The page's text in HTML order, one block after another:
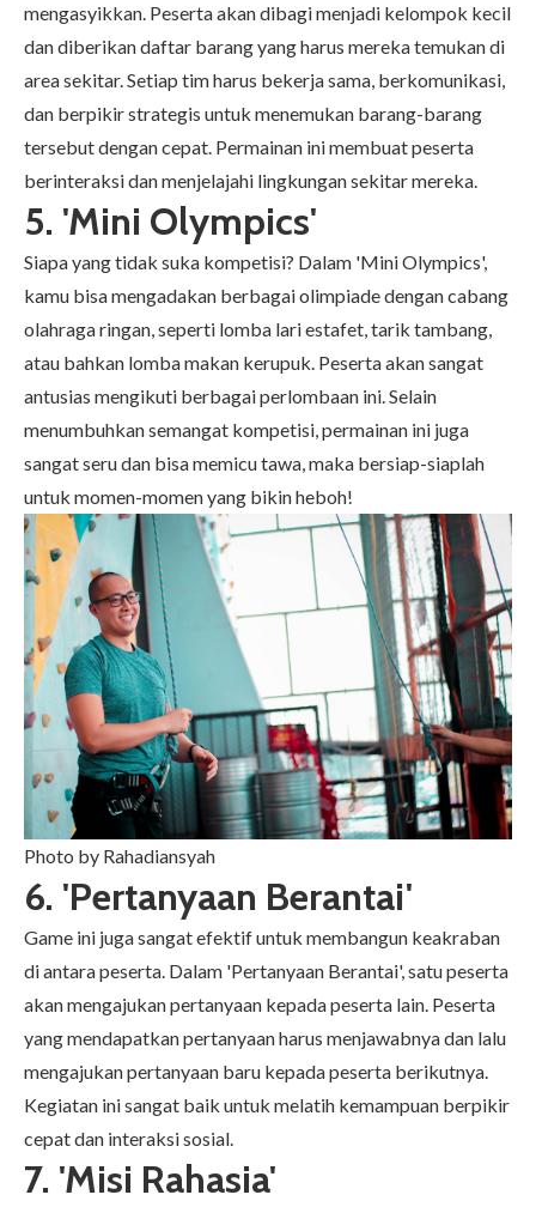
mengasyikkan. Peserta akan dibagi menjadi kelompok kecil
dan diberikan daftar barang yang harus mereka temukan di
area sekitar. Setiap tim harus bekerja sama, berkomunikasi,
dan berpikir strategis untuk menemukan barang-barang
tersebut dengan cepat. Permainan ini membuat peserta
berinteraksi dan menjelajahi lingkungan sekitar mereka.
5. 'Mini Olympics'
Siapa yang tidak suka kompetisi? Dalam 'Mini Olympics',
kamu bisa mengadakan berbagai olimpiade dengan cabang
olahraga ringan, seperti lomba lari estafet, tarik tambang,
atau bahkan lomba makan kerupuk. Peserta akan sangat
antusias mengikuti berbagai perlombaan ini. Selain
menumbuhkan semangat kompetisi, permainan ini juga
sangat seru dan bisa memicu tawa, maka bersiap-siaplah
untuk momen-momen yang bikin heboh!
Photo by Rahadiansyah
6. 'Pertanyaan Berantai'
Game ini juga sangat efektif untuk membangun keakraban
di antara peserta. Dalam 'Pertanyaan Berantai', satu peserta
akan mengajukan pertanyaan kepada peserta lain. Peserta
yang mendapatkan pertanyaan harus menjawabnya dan lalu
mengajukan pertanyaan baru kepada peserta berikutnya.
Kegiatan ini sangat baik untuk melatih kemampuan berpikir
cepat dan interaksi sosial.
7. 'Misi Rahasia'